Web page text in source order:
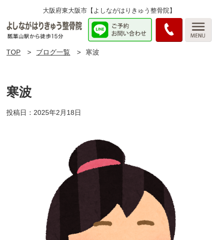
大阪府東大阪市【よしながはりきゅう整骨院】
TOP ブログ一覧 寒波
寒波
投稿日：2025年2月18日